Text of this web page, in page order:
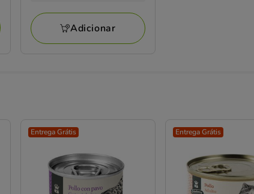
avaliações
a
32.49€ Adicionar
Entrega Grátis Entrega Grátis